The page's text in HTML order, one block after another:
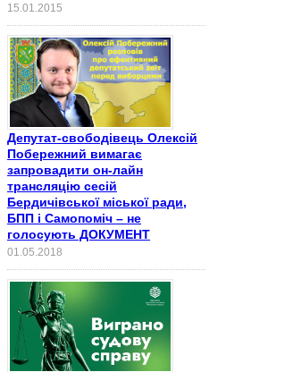
15.01.2015
Депутат-свободівець Олексій
Побережний вимагає
запровадити он-лайн
трансляцію сесій
Бердичівської міської ради,
БПП і Самопоміч – не
голосують ДОКУМЕНТ
01.05.2018